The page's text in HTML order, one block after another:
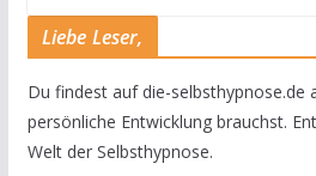
Liebe Leser,
Du findest auf die-selbsthypnose.de
persönliche Entwicklung brauchst.
Welt der Selbsthypnose.